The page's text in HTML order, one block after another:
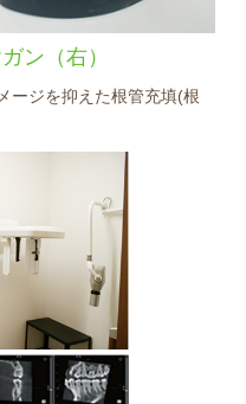
ン（右）
ージを抑えた根管充填(根